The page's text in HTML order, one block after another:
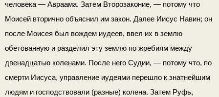
человека — Авраама. Затем Второза­коние, — потому что
Моисей вторично объяснил им закон. Далее Иисус Навин; он
после Моисея был вождем иудеев, ввел их в землю
обетованную и разделил эту землю по жребиям между
двенадцатью коленами. После него Судии, — потому что, по
смерти Иисуса, управление иудеями перешло к знатнейшим
лю­дям и господствовали (разные) колена. Затем Руфь,